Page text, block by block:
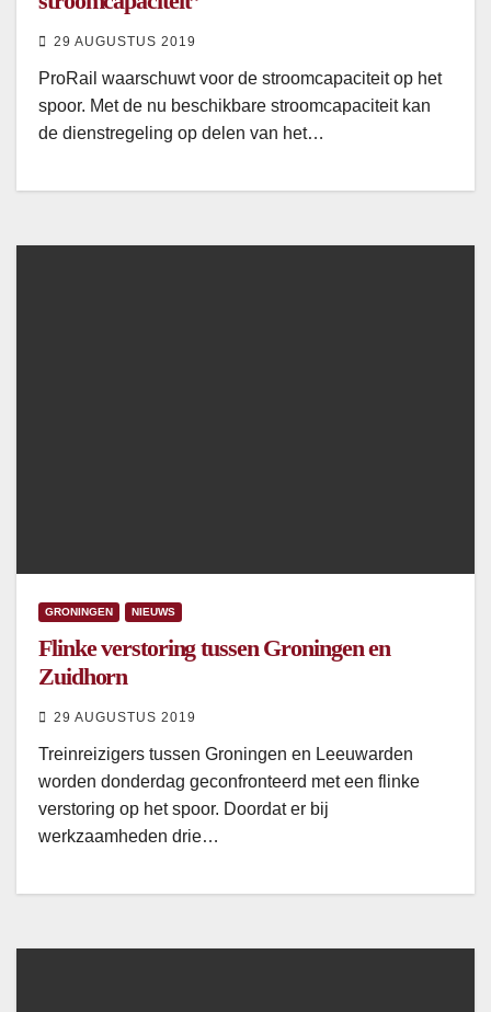
29 AUGUSTUS 2019
ProRail waarschuwt voor de stroomcapaciteit op het
spoor. Met de nu beschikbare stroomcapaciteit kan
de dienstregeling op delen van het…
GRONINGEN NIEUWS
Flinke verstoring tussen Groningen en
Zuidhorn
29 AUGUSTUS 2019
Treinreizigers tussen Groningen en Leeuwarden
worden donderdag geconfronteerd met een flinke
verstoring op het spoor. Doordat er bij
werkzaamheden drie…